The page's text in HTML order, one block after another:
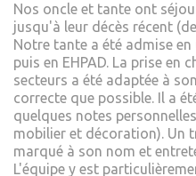
Nos oncle et tante ont
jusqu'à leur décès récent
Notre tante a été admise
puis en EHPAD. La prise en
secteurs a été adaptée à
correcte que possible. Il a
quelques notes
mobilier et décoration). Un
marqué à son nom et
L'équipe y est